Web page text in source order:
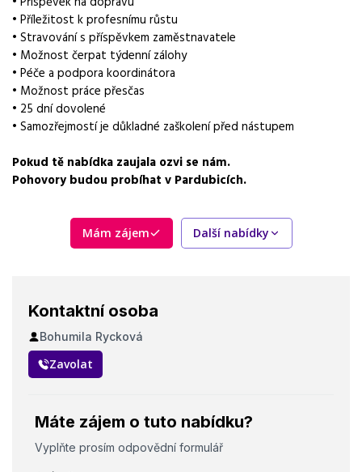
Forma práce
práce na pracovišti
Vzdělání
Základní
Bonus
Měsíční bonusy 0 - 3 000 Kč
Dojíždění / svoz
příspěvek na dopravu
Vhodné pro uchazeče z okolí
dní dovolené
Požadavky
manuální zručnost, ochota pracovat ve směnném provozu,
orientace v základních matematických úkonech
• Příležitost k profesnímu růstu
• Stravování s příspěvkem zaměstnavatele
• Možnost čerpat týdenní zálohy
• Péče a podpora koordinátora
• Možnost práce přesčas
• 25 dní dovolené
• Samozřejmostí je důkladné zaškolení před nástupem
Pokud tě nabídka zaujala ozvi se nám.
Pohovory budou probíhat v Pardubicích.
Mám zájem Další nabídky
Kontaktní osoba
Bohumila Rycková
Zavolat
Máte zájem o tuto nabídku?
Vyplňte prosím odpovědní formulář